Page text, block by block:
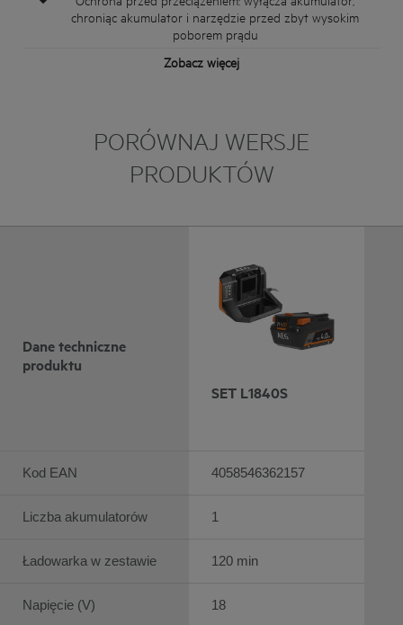
chroniąc akumulator i narzędzie przed zbyt wysokim
poborem prądu
Zobacz więcej
PORÓWNAJ WERSJE
PRODUKTÓW
Dane techniczne
produktu
Kod EAN
Liczba akumulatorów
Ładowarka w zestawie
Napięcie (V)
SET L1840S
4058546362157
1
120 min
18